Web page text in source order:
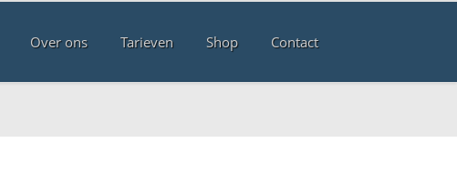
Over ons Tarieven Shop Contact